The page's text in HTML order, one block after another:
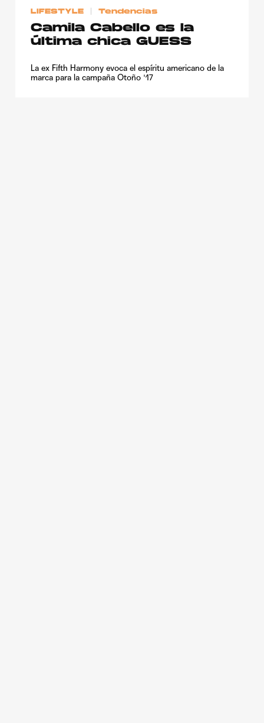
LIFESTYLE Tendencias
Camila Cabello es la
última chica GUESS
La ex Fifth Harmony evoca el espíritu americano de la
marca para la campaña Otoño '17